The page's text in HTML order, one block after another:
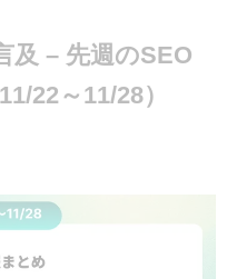
及 – 先週のSEO
22～11/28）